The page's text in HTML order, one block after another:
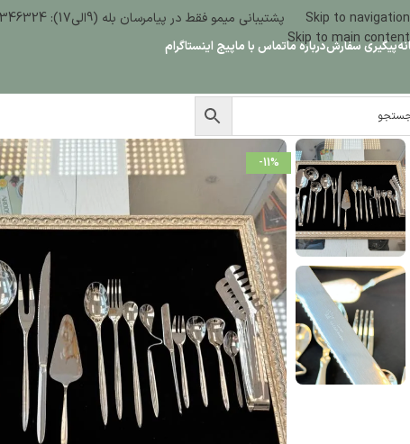
Skip to navigation
Skip to main content
پشتیبانی میمو فقط در پیامرسان بله (9الی17): 09386346324
پیگیری سفارشدرباره ماتماس با ماپیج اینستاگرام
-11%